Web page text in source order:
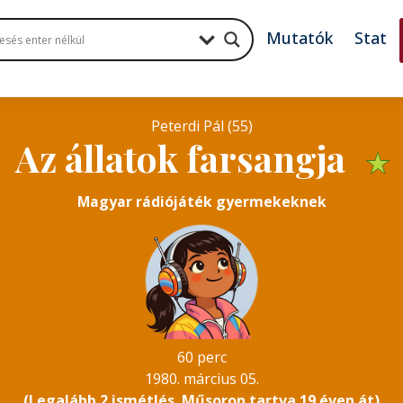
Mutatók Stat
Peterdi Pál (55)
Az állatok farsangja ★
Magyar rádiójáték gyermekeknek
60 perc
1980. március 05.